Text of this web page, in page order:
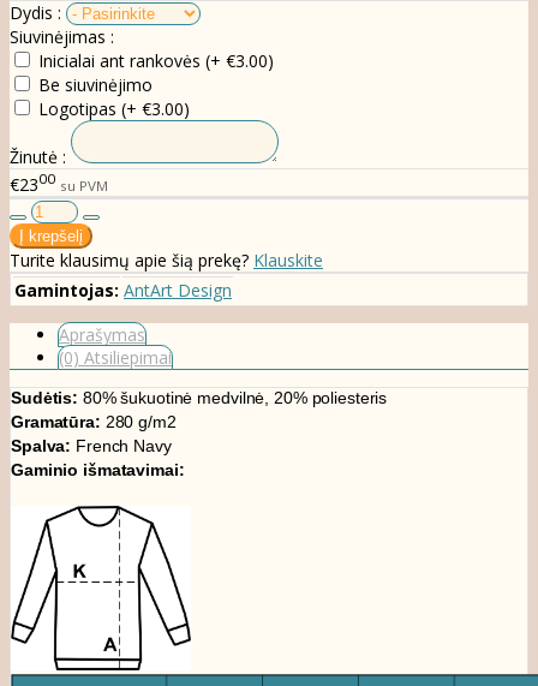
Dydis :
Siuvinėjimas :
Inicialai ant rankovės (+ €3.00)
Be siuvinėjimo
Logotipas (+ €3.00)
Žinutė :
€2300 su PVM
Turite klausimų apie šią prekę? Klauskite
Gamintojas: AntArt Design
Aprašymas
(0) Atsiliepimai
Sudėtis: 80% šukuotinė medvilnė, 20% poliesteris
Gramatūra: 280 g/m2
Spalva: French Navy
Gaminio išmatavimai: